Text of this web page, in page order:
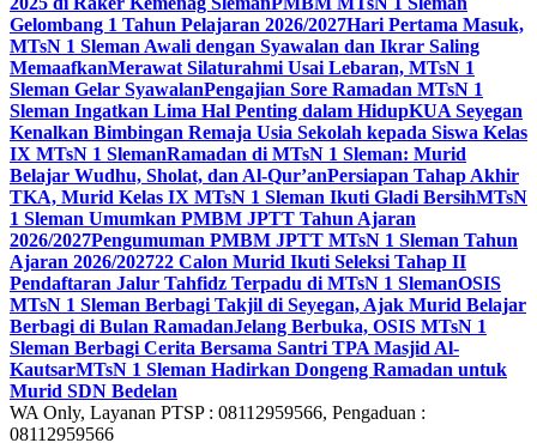
Gelombang 1 Tahun Pelajaran 2026/2027Hari Pertama Masuk,
MTsN 1 Sleman Awali dengan Syawalan dan Ikrar Saling
MemaafkanMerawat Silaturahmi Usai Lebaran, MTsN 1
Sleman Gelar SyawalanPengajian Sore Ramadan MTsN 1
Sleman Ingatkan Lima Hal Penting dalam HidupKUA Seyegan
Kenalkan Bimbingan Remaja Usia Sekolah kepada Siswa Kelas
IX MTsN 1 SlemanRamadan di MTsN 1 Sleman: Murid
Belajar Wudhu, Sholat, dan Al-Qur’anPersiapan Tahap Akhir
TKA, Murid Kelas IX MTsN 1 Sleman Ikuti Gladi BersihMTsN
1 Sleman Umumkan PMBM JPTT Tahun Ajaran
2026/2027Pengumuman PMBM JPTT MTsN 1 Sleman Tahun
Ajaran 2026/202722 Calon Murid Ikuti Seleksi Tahap II
Pendaftaran Jalur Tahfidz Terpadu di MTsN 1 SlemanOSIS
MTsN 1 Sleman Berbagi Takjil di Seyegan, Ajak Murid Belajar
Berbagi di Bulan RamadanJelang Berbuka, OSIS MTsN 1
Sleman Berbagi Cerita Bersama Santri TPA Masjid Al-
KautsarMTsN 1 Sleman Hadirkan Dongeng Ramadan untuk
Murid SDN Bedelan
WA Only, Layanan PTSP : 08112959566, Pengaduan :
08112959566